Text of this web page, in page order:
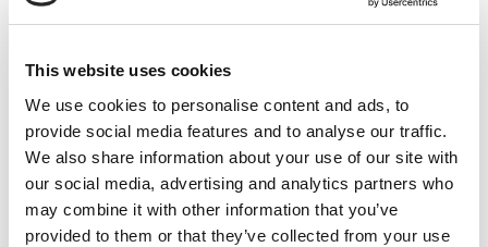
This website uses cookies
We use cookies to personalise content and ads, to
provide social media features and to analyse our traffic.
We also share information about your use of our site with
our social media, advertising and analytics partners who
may combine it with other information that you’ve
provided to them or that they’ve collected from your use
financiers et la sécurité globale.
Nous accompagnons les partenaires
subventionnés dans leurs efforts de
collecte de fonds, en les aidant à obtenir
les ressources nécessaires.